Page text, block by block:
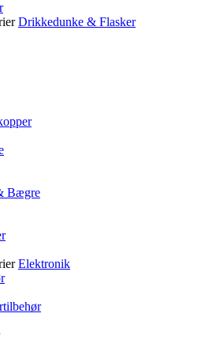
Drikkedunke & Flasker
Bægre
Elektronik